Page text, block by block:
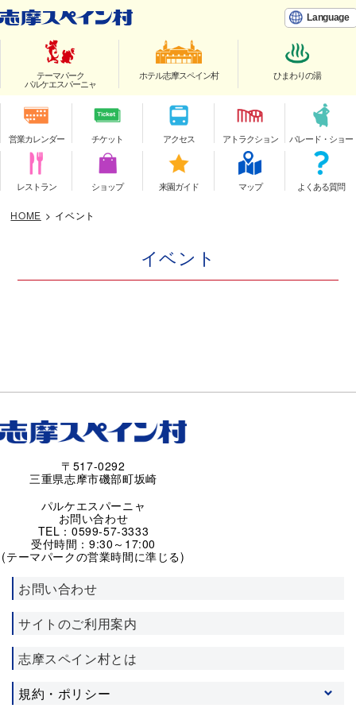
Language
テーマパーク
パルケエスパーニャ
ホテル志摩スペイン村 ひまわりの湯
営業カレンダー チケット アクセス アトラクション パレード・ショー
レストラン ショップ 来園ガイド マップ よくある質問
HOME > イベント
イベント
〒517-0292
三重県志摩市磯部町坂崎
パルケエスパーニャ
お問い合わせ
TEL：0599-57-3333
受付時間：9:30～17:00
(テーマパークの営業時間に準じる)
お問い合わせ
サイトのご利用案内
志摩スペイン村とは
規約・ポリシー